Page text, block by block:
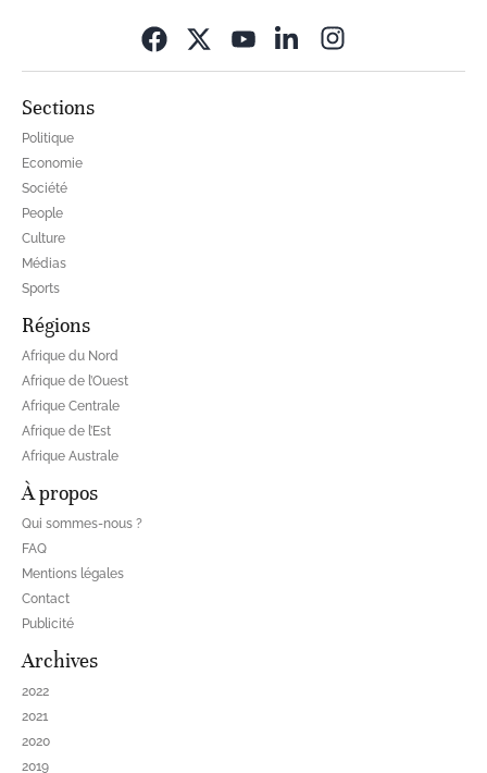
Sections
Politique
Economie
Société
People
Culture
Médias
Sports
Régions
Afrique du Nord
Afrique de l’Ouest
Afrique Centrale
Afrique de l’Est
Afrique Australe
À propos
Qui sommes-nous ?
FAQ
Mentions légales
Contact
Publicité
Archives
2022
2021
2020
2019